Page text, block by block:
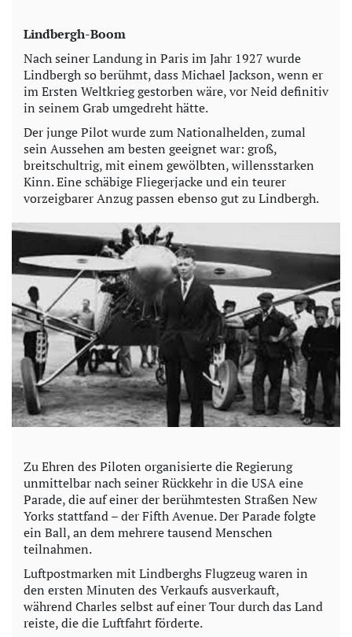
Lindbergh-Boom
Nach seiner Landung in Paris im Jahr 1927 wurde
Lindbergh so berühmt, dass Michael Jackson, wenn er
im Ersten Weltkrieg gestorben wäre, vor Neid definitiv
in seinem Grab umgedreht hätte.
Der junge Pilot wurde zum Nationalhelden, zumal
sein Aussehen am besten geeignet war: groß,
breitschultrig, mit einem gewölbten, willensstarken
Kinn. Eine schäbige Fliegerjacke und ein teurer
vorzeigbarer Anzug passen ebenso gut zu Lindbergh.
Zu Ehren des Piloten organisierte die Regierung
unmittelbar nach seiner Rückkehr in die USA eine
Parade, die auf einer der berühmtesten Straßen New
Yorks stattfand – der Fifth Avenue. Der Parade folgte
ein Ball, an dem mehrere tausend Menschen
teilnahmen.
Luftpostmarken mit Lindberghs Flugzeug waren in
den ersten Minuten des Verkaufs ausverkauft,
während Charles selbst auf einer Tour durch das Land
reiste, die die Luftfahrt förderte.